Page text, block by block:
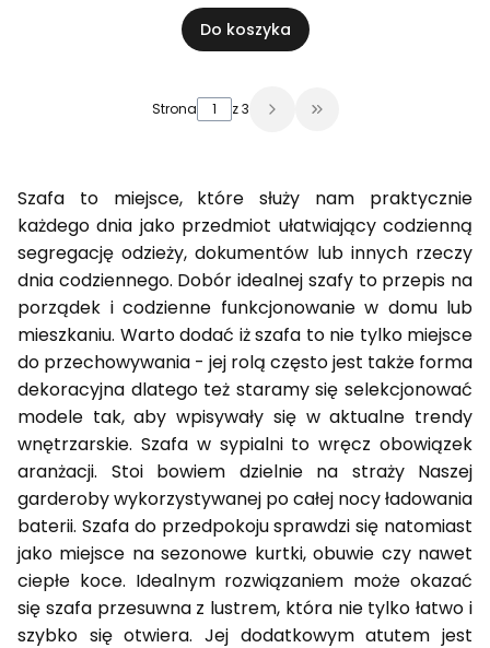
Do koszyka
Strona z 3 Przejdź do ostatniej
Szafa to miejsce, które służy nam praktycznie
każdego dnia jako przedmiot ułatwiający codzienną
segregację odzieży, dokumentów lub innych rzeczy
dnia codziennego. Dobór idealnej szafy to przepis na
porządek i codzienne funkcjonowanie w domu lub
mieszkaniu. Warto dodać iż szafa to nie tylko miejsce
do przechowywania - jej rolą często jest także forma
dekoracyjna dlatego też staramy się selekcjonować
modele tak, aby wpisywały się w aktualne trendy
wnętrzarskie. Szafa w sypialni to wręcz obowiązek
aranżacji. Stoi bowiem dzielnie na straży Naszej
garderoby wykorzystywanej po całej nocy ładowania
baterii. Szafa do przedpokoju sprawdzi się natomiast
jako miejsce na sezonowe kurtki, obuwie czy nawet
ciepłe koce. Idealnym rozwiązaniem może okazać
się szafa przesuwna z lustrem, która nie tylko łatwo i
szybko się otwiera. Jej dodatkowym atutem jest